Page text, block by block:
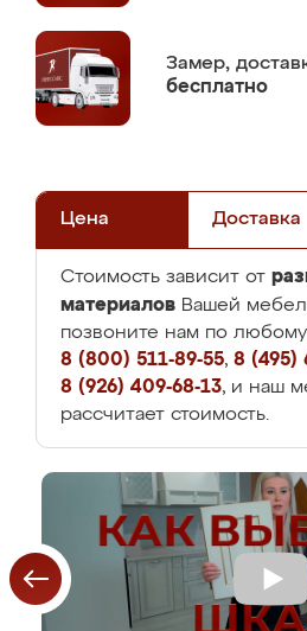
Замер,
бесплатно
Цена Доставка
Стоимость зависит от
материалов Вашей
позвоните нам по
8 (800) 511-89-55, 8 (495)
8 (926) 409-68-13, и наш
рассчитает стоимость.